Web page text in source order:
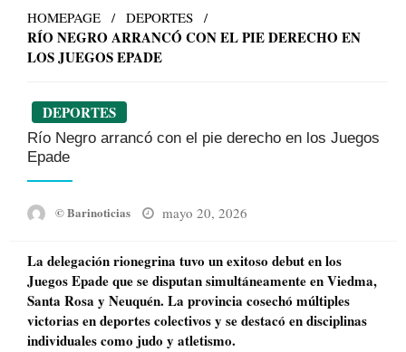
HOMEPAGE DEPORTES
RÍO NEGRO ARRANCÓ CON EL PIE DERECHO EN
LOS JUEGOS EPADE
DEPORTES
Río Negro arrancó con el pie derecho en los Juegos
Epade
© Barinoticias
Posted
mayo 20, 2026
La delegación rionegrina tuvo un exitoso debut en los
Juegos Epade que se disputan simultáneamente en Viedma,
Santa Rosa y Neuquén. La provincia cosechó múltiples
victorias en deportes colectivos y se destacó en disciplinas
individuales como judo y atletismo.